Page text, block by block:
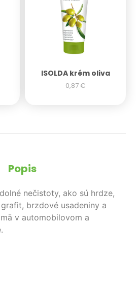
ISOLDA krém oliva
0,87€
Popis
nečistoty, ako sú hrdze,
brzdové usadeniny a
v automobilovom a